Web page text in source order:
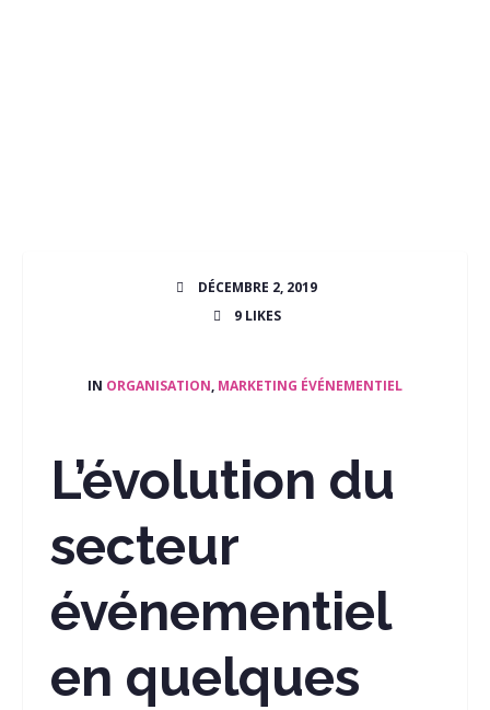
DÉCEMBRE 2, 2019
9 LIKES
IN ORGANISATION, MARKETING ÉVÉNEMENTIEL
L’évolution du
secteur
événementiel
en quelques